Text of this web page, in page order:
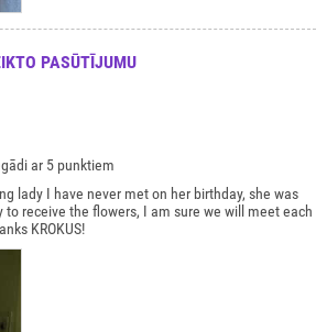
PASŪTĪJUMU
ar 5 punktiem
lady I have never met on her birthday, she was
to receive the flowers, I am sure we will meet each
KROKUS!